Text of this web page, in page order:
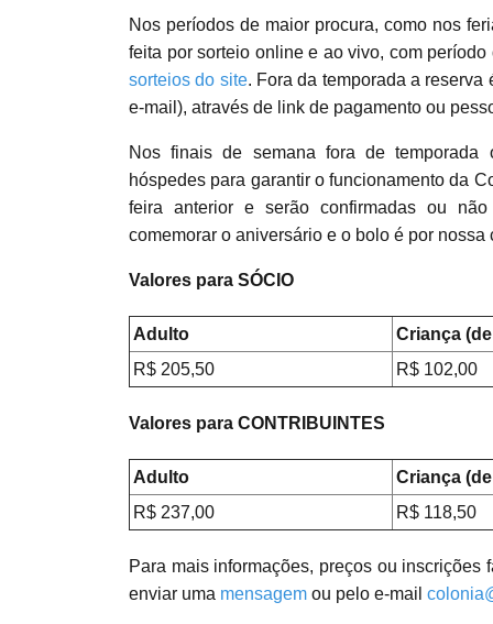
Nos períodos de maior procura, como nos
feita por sorteio online e ao vivo, com
sorteios do site. Fora da temporada a reserva
e-mail), através de link de pagamento ou
Nos finais de semana fora de
hóspedes para garantir o funcionamento da
feira anterior e serão confirmadas ou
comemorar o aniversário e o bolo é por
Valores para SÓCIO
Adulto
Criança
R$ 205,50
R$ 102,00
Valores para CONTRIBUINTES
Adulto
Criança
R$ 237,00
R$ 118,50
Para mais informações, preços ou
enviar uma mensagem ou pelo e-mail